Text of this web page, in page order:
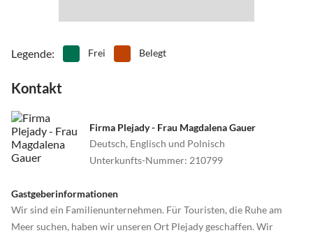
Legende: Frei Belegt
Kontakt
Firma Plejady - Frau Magdalena Gauer
Deutsch, Englisch und Polnisch
Unterkunfts-Nummer: 210799
Gastgeberinformationen
Wir sind ein Familienunternehmen. Für Touristen, die Ruhe am
Meer suchen, haben wir unseren Ort Plejady geschaffen. Wir